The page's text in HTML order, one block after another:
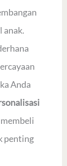
anak.
Anda
penting